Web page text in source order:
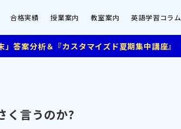
合格実績 授業案内 教室案内 英語学習コラム
」答案分析＆『カスタマイズド夏期集中講座』
く言うのか?